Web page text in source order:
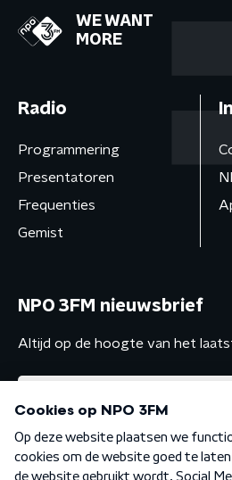
WE WANT
MORE
Radio
Programmering
Presentatoren
Frequenties
Gemist
NPO 3FM nieuwsbrief
Altijd op de hoogte van het